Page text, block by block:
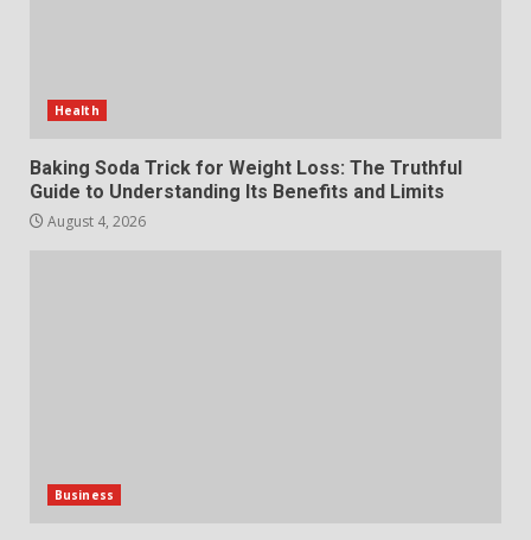
Choosing a Portable Power
Health
Baking Soda Trick for Weight Loss: The Truthful
Guide to Understanding Its Benefits and Limits
August 4, 2026
Business